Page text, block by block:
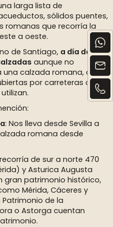
larga lista de
sólidos puentes,
romanas que recorría la
a oeste.
de Santiago, a día de
aunque no
calzada romana, dado
por carreteras o
: Nos lleva desde Sevilla a
romana desde
de sur a norte 470
y Asturica Augusta
gran patrimonio histórico,
Mérida, Cáceres y
de la
o Astorga cuentan